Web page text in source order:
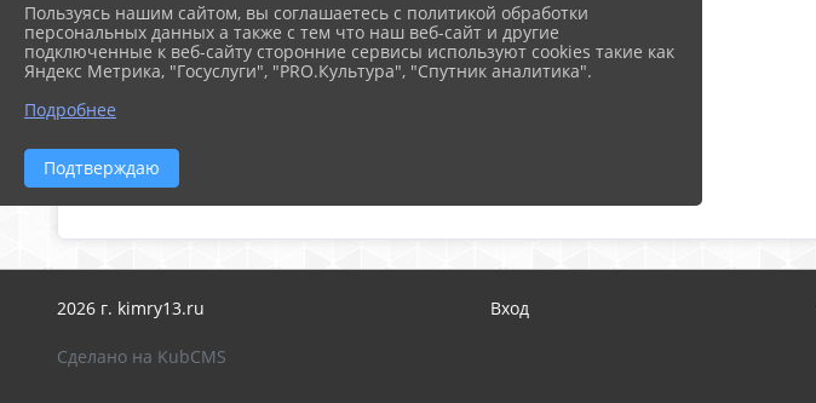
2026 г. kimry13.ru Вход
Сделано на KubCMS
Пользуясь нашим сайтом, вы соглашаетесь с политикой обработки
персональных данных а также с тем что наш веб-сайт и другие
подключенные к веб-сайту сторонние сервисы используют cookies такие как
Яндекс Метрика, "Госуслуги", "PRO.Культура", "Спутник аналитика".
Подробнее
Подтверждаю